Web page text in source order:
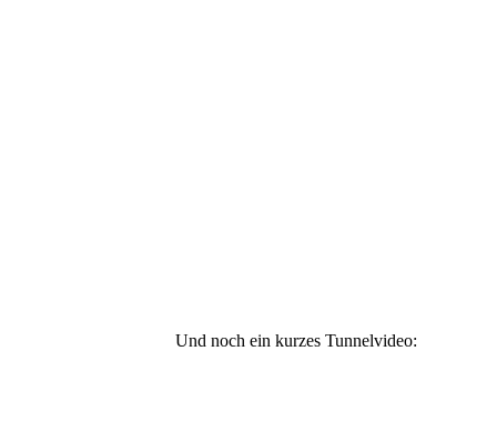
Und noch ein kurzes Tunnelvideo: